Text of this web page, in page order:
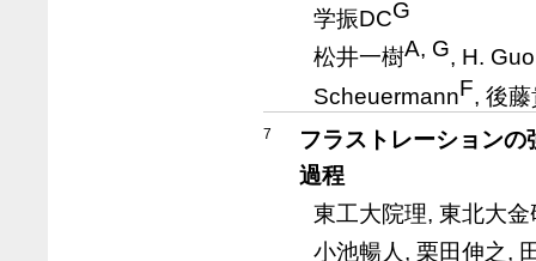
学振DCG
松井一樹A, G, H. Guo
ScheuermannF, 後
7
フラストレーション
過程
東工大院理, 東北大金
小池暢人, 栗田伸之,